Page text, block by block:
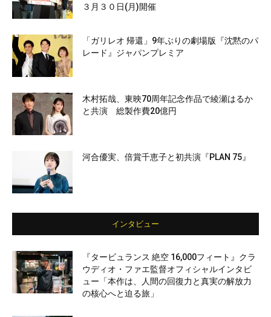
３月３０日(月)開催
「ガリレオ 帰還」9年ぶりの劇場版『沈黙のパ
レード』ジャパンプレミア
木村拓哉、東映70周年記念作品で綾瀬はるか
と共演 総製作費20億円
河合優実、倍賞千恵子と初共演『PLAN 75』
インタビュー
『タービュランス 絶空 16,000フィート』クラ
ウディオ・ファエ監督オフィシャルインタビ
ュー「本作は、人間の回復力と真実の解放力
の核心へと迫る旅」